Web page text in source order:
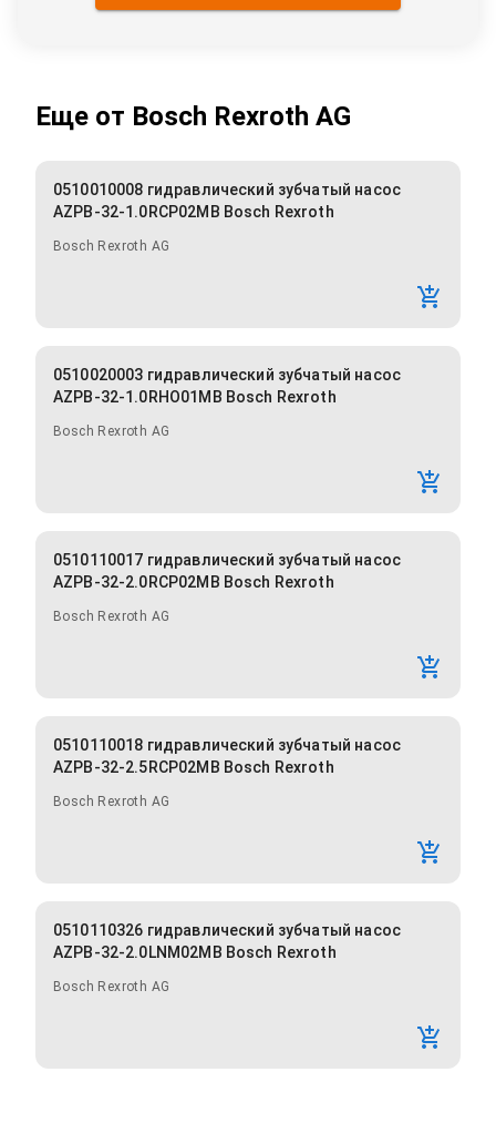
Еще от Bosch Rexroth AG
0510010008 гидравлический зубчатый насос
AZPB-32-1.0RCP02MB Bosch Rexroth
Bosch Rexroth AG
0510020003 гидравлический зубчатый насос
AZPB-32-1.0RHO01MB Bosch Rexroth
Bosch Rexroth AG
0510110017 гидравлический зубчатый насос
AZPB-32-2.0RCP02MB Bosch Rexroth
Bosch Rexroth AG
0510110018 гидравлический зубчатый насос
AZPB-32-2.5RCP02MB Bosch Rexroth
Bosch Rexroth AG
0510110326 гидравлический зубчатый насос
AZPB-32-2.0LNM02MB Bosch Rexroth
Bosch Rexroth AG